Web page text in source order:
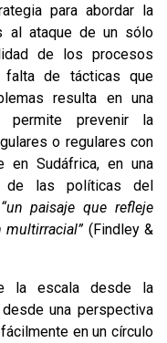
para abordar la
al ataque de un sólo
de los procesos
falta de tácticas que
resulta en una
permite prevenir la
o regulares con
en Sudáfrica, en una
de las políticas del
“un paisaje que refleje
(Findley &
la escala desde la
una perspectiva
en un círculo